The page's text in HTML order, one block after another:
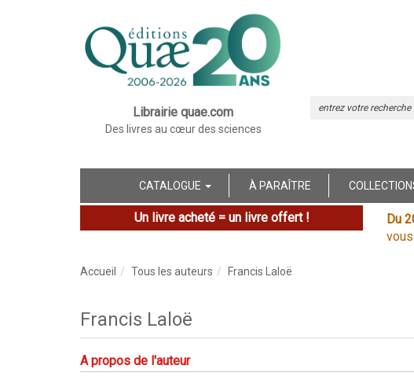
Librairie quae.com
Des livres au cœur des sciences
CATALOGUE À PARAÎTRE
Un livre acheté = un livre offert ! Du
Accueil Tous les auteurs Francis Laloë
Francis Laloë
A propos de l'auteur